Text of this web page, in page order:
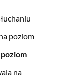
poziom
na